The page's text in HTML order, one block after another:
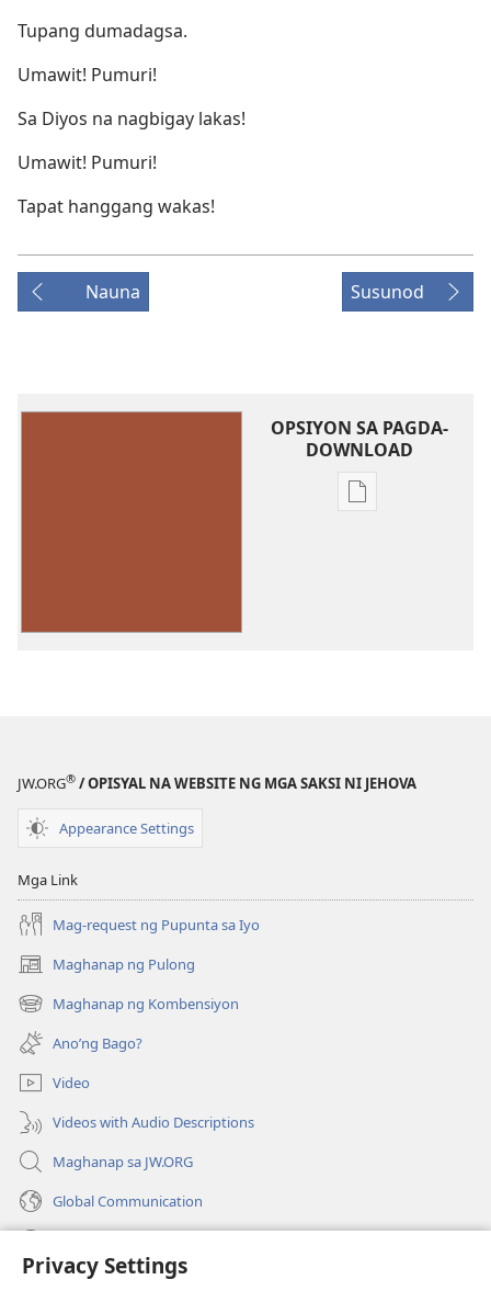
Privacy Settings
Tupang dumadagsa.
Umawit! Pumuri!
Sa Diyos na nagbigay lakas!
Umawit! Pumuri!
Tapat hanggang wakas!
Nauna Susunod
OPSIYON SA PAGDA-
DOWNLOAD
Opsiyon
Jehova
JW.ORG® / OPISYAL NA WEBSITE NG MGA SAKSI NI JEHOVA
Appearance Settings
Mga Link
Mag-request ng Pupunta sa Iyo
Maghanap ng Pulong
(may
bubukas
na
bagong
window)
Maghanap ng Kombensiyon
(may
bubukas
na
bagong
window)
Ano’ng Bago?
Video
Videos with Audio Descriptions
Maghanap sa JW.ORG
Global Communication